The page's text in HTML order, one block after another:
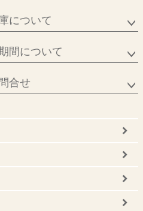
について
間について
合せ